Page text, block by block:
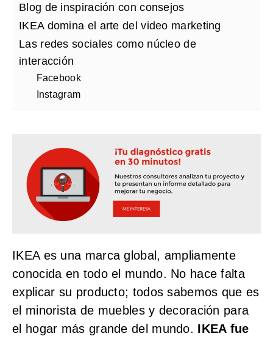
Blog de inspiración con consejos
IKEA domina el arte del video marketing
Las redes sociales como núcleo de
interacción
Facebook
Instagram
IKEA es una marca global, ampliamente
conocida en todo el mundo. No hace falta
explicar su producto; todos sabemos que es
el minorista de muebles y decoración para
el hogar más grande del mundo. IKEA fue